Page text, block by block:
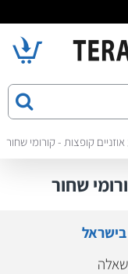
קופצות - קורומי שחור
שחור
שאלה